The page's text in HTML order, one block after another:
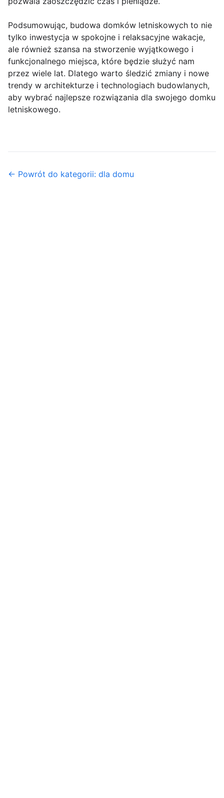
Podsumowując, budowa domków letniskowych to nie
tylko inwestycja w spokojne i relaksacyjne wakacje,
ale również szansa na stworzenie wyjątkowego i
funkcjonalnego miejsca, które będzie służyć nam
przez wiele lat. Dlatego warto śledzić zmiany i nowe
trendy w architekturze i technologiach budowlanych,
aby wybrać najlepsze rozwiązania dla swojego domku
letniskowego.
← Powrót do kategorii: dla domu